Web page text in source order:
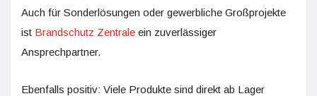
Auch für Sonderlösungen oder gewerbliche Großprojekte
ist Brandschutz Zentrale ein zuverlässiger
Ansprechpartner.
Ebenfalls positiv: Viele Produkte sind direkt ab Lager